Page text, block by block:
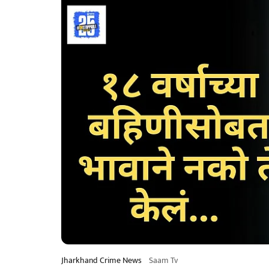
Jharkhand Crime News Saam Tv